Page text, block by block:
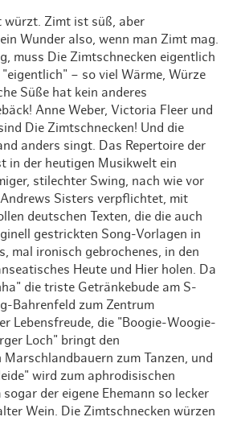
würzt. Zimt ist süß, aber
Wunder also, wenn man Zimt mag.
muss Die Zimtschnecken eigentlich
"eigentlich" – so viel Wärme, Würze
Süße hat kein anderes
Anne Weber, Victoria Fleer und
Die Zimtschnecken! Und die
anders singt. Das Repertoire der
in der heutigen Musikwelt ein
stilechter Swing, nach wie vor
Sisters verpflichtet, mit
deutschen Texten, die die auch
gestrickten Song-Vorlagen in
mal ironisch gebrochenes, in den
Heute und Hier holen. Da
die triste Getränkebude am S-
Bahrenfeld zum Zentrum
Lebensfreude, die "Boogie-Woogie-
Loch" bringt den
zum Tanzen, und
wird zum aphrodisischen
der eigene Ehemann so lecker
Wein. Die Zimtschnecken würzen